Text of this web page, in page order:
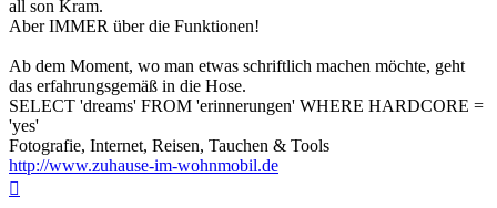
all son Kram.
Aber IMMER über die Funktionen!
Ab dem Moment, wo man etwas schriftlich machen möchte, geht
das erfahrungsgemäß in die Hose.
SELECT 'dreams' FROM 'erinnerungen' WHERE HARDCORE =
'yes'
Fotografie, Internet, Reisen, Tauchen & Tools
http://www.zuhause-im-wohnmobil.de